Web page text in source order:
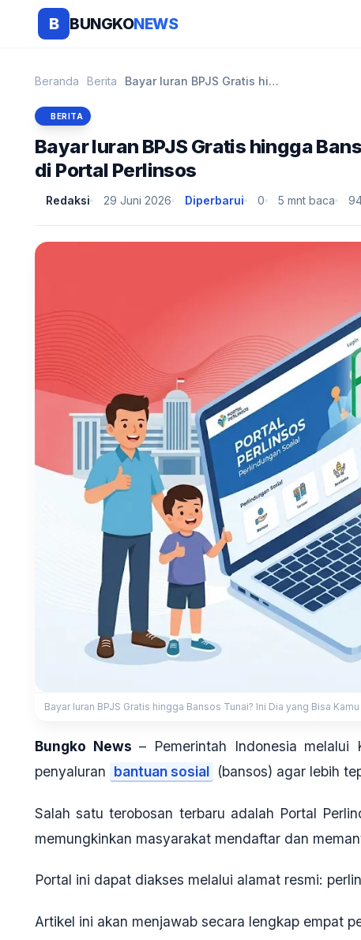
B BUNGKONEWS
Beranda Berita Bayar Iuran BPJS Gratis hingga Bansos Tunai? Ini D...
BERITA
Bayar Iuran BPJS Gratis hingga
di Portal Perlinsos
Redaksi 29 Juni 2026 Diperbarui 0 5 mnt baca
Bayar Iuran BPJS Gratis hingga Bansos Tunai? Ini Dia yang Bisa
Bungko News – Pemerintah Indonesia melalui
penyaluran bantuan sosial (bansos) agar lebih
Salah satu terobosan terbaru adalah Portal
memungkinkan masyarakat mendaftar dan
Portal ini dapat diakses melalui alamat resmi:
Artikel ini akan menjawab secara lengkap empat